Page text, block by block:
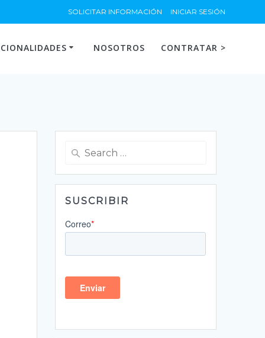
SOLICITAR INFORMACIÓN INICIAR SESIÓN
NOSOTROS CONTRATAR >
Search
SUSCRIBIR